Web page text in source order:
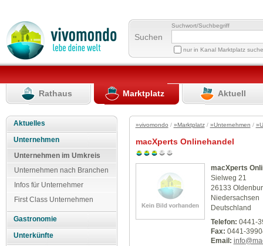
Suchen
Suchwort/Suchbegriff
nur in Kanal Marktplatz
Rathaus Marktplatz Aktuell
Aktuelles
Unternehmen
Unternehmen im Umkreis
Unternehmen nach Branchen
Infos für Unternehmer
First Class Unternehmen
Gastronomie
Unterkünfte
»vivomondo / »Marktplatz/ »Unternehmen /
macXperts Onlinehandel
macXperts
Sielweg 21
26133
Niedersachsen
Deutschland
Telefon: 0441-
Fax: 0441-
Email: